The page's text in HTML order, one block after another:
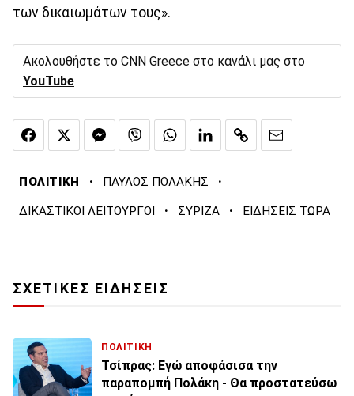
των δικαιωμάτων τους».
Ακολουθήστε το CNN Greece στο κανάλι μας στο
YouTube
ΠΟΛΙΤΙΚΗ · ΠΑΥΛΟΣ ΠΟΛΑΚΗΣ ·
ΔΙΚΑΣΤΙΚΟΙ ΛΕΙΤΟΥΡΓΟΙ · ΣΥΡΙΖΑ · ΕΙΔΗΣΕΙΣ ΤΩΡΑ
ΣΧΕΤΙΚΕΣ ΕΙΔΗΣΕΙΣ
ΠΟΛΙΤΙΚΗ
Τσίπρας: Εγώ αποφάσισα την
παραπομπή Πολάκη - Θα προστατεύσω